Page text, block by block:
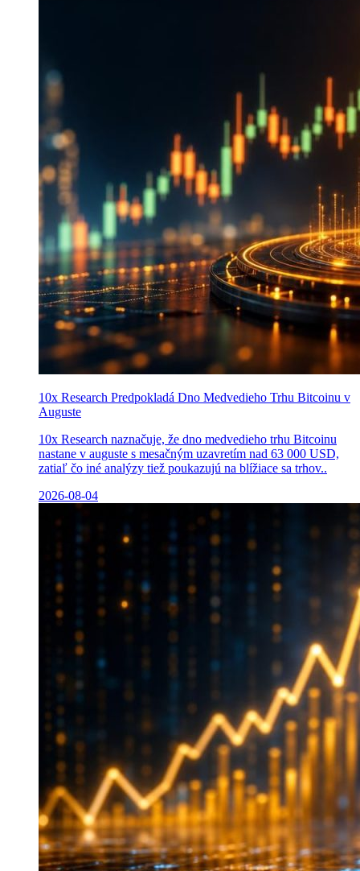
10x Research Predpokladá Dno Medvedieho Trhu Bitcoinu v
Auguste
10x Research naznačuje, že dno medvedieho trhu Bitcoinu
nastane v auguste s mesačným uzavretím nad 63 000 USD,
zatiaľ čo iné analýzy tiež poukazujú na blížiace sa trhov..
2026-08-04